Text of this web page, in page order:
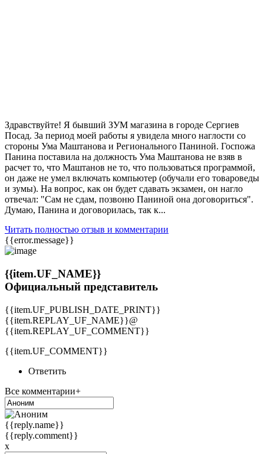
Здравствуйте! Я бывший ЗУМ магазина в городе Сергиев
Посад. За период моей работы я увидела много наглости со
стороны Ума Маштанова и Регионального Паниной. Госпожа
Панина поставила на должность Ума Маштанова не взяв в
расчет то, что Маштанов не то, что пользоваться программой,
он даже не умел включать компьютер (обучали его товароведы
и зумы). На вопрос, как он будет сдавать экзамен, он нагло
отвечал: "Сам не сдам, позвоню Паниной она договориться".
Думаю, Панина и договорилась, так к...
Читать полностью отзыв и комментарии
{{error.message}}
{{item.UF_NAME}}
Официальный представитель
{{item.UF_PUBLISH_DATE_PRINT}}
{{item.REPLAY_UF_NAME}}@
{{item.REPLAY_UF_COMMENT}}
{{item.UF_COMMENT}}
Ответить
Все комментарии+
{{reply.name}}
{{reply.comment}}
x